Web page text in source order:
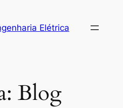
Elétrica
Blog